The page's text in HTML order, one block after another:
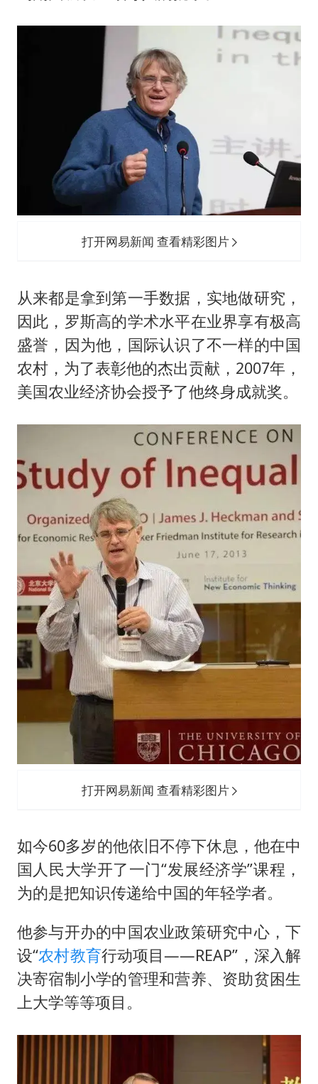
打开网易新闻 查看精彩图片
从来都是拿到第一手数据，实地做研究，
因此，罗斯高的学术水平在业界享有极高
盛誉，因为他，国际认识了不一样的中国
农村，为了表彰他的杰出贡献，2007年，
美国农业经济协会授予了他终身成就奖。
打开网易新闻 查看精彩图片
如今60多岁的他依旧不停下休息，他在中
国人民大学开了一门“发展经济学”课程，
为的是把知识传递给中国的年轻学者。
他参与开办的中国农业政策研究中心，下
设“农村教育行动项目——REAP”，深入解
决寄宿制小学的管理和营养、资助贫困生
上大学等等项目。